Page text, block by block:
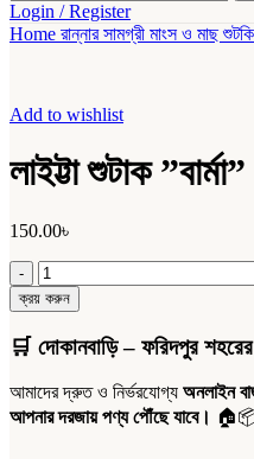
Login / Register
Home রান্নার সামগ্রী মাংস ও মাছ
Add to wishlist
লাইট্টা শুটাক
150.00৳
লাইট্টা
শুটাক
”বার্মা”
গ্রাম)
ক্রয় করুন
🛒 দোকানবাড়ি – ফরিদপুর
আমাদের দ্রুত ও নির্ভরযোগ্য অনলাইন
আপনার দরজায় পণ্য পৌঁছে যাবে।